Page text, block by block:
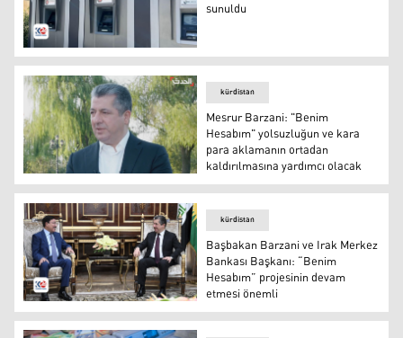
Taqtaq'ta kurulan ATM'ler
sunuldu
Kürdistan Bölgesi Başbakanı Mesrur Barzani
kürdistan
Mesrur ​​Barzani: "Benim
Hesabım" yolsuzluğun ve kara
para aklamanın ortadan
kaldırılmasına yardımcı olacak
Kürdistan Bölgesi Başbakanı Mesrur Barzani ve Irak
kürdistan
Başbakan Barzani ve Irak Merkez
Bankası Başkanı: “Benim
Hesabım” projesinin devam
etmesi önemli